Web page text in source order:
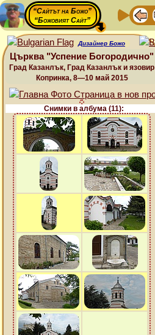
“Сайтът на Божо”
“Божовият Сайт”
Дизайнер Божо
Църква "Успение Богородично"
Град Казанлък, Град Казанлък и язовир
Копринка, 8—10 май 2015
Снимки в албума (11):